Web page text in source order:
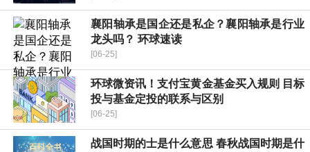
襄阳轴承是国企还是私企？襄阳轴承是行业
龙头吗？ 环球速读
[06-25]
环球微资讯！支付宝黄金基金买入规则 目标
投与基金定投的联系与区别
[06-25]
战国时期的士是什么意思 春秋战国时期是什